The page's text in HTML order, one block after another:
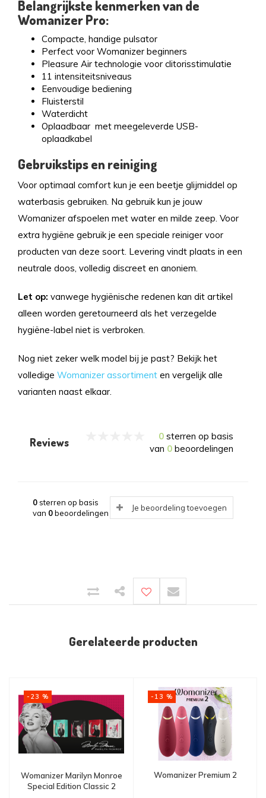
Belangrijkste kenmerken van de
Womanizer Pro:
Compacte, handige pulsator
Perfect voor Womanizer beginners
Pleasure Air technologie voor clitorisstimulatie
11 intensiteitsniveaus
Eenvoudige bediening
Fluisterstil
Waterdicht
Oplaadbaar met meegeleverde USB-
oplaadkabel
Gebruikstips en reiniging
Voor optimaal comfort kun je een beetje glijmiddel op
waterbasis gebruiken. Na gebruik kun je jouw
Womanizer afspoelen met water en milde zeep. Voor
extra hygiëne gebruik je een speciale reiniger voor
producten van deze soort. Levering vindt plaats in een
neutrale doos, volledig discreet en anoniem.
Let op: vanwege hygiënische redenen kan dit artikel
alleen worden geretourneerd als het verzegelde
hygiëne-label niet is verbroken.
Nog niet zeker welk model bij je past? Bekijk het
volledige Womanizer assortiment en vergelijk alle
varianten naast elkaar.
Reviews 0 sterren op basis
van 0 beoordelingen
0sterren op basis
van 0beoordelingen
Je beoordeling toevoegen
Gerelateerde producten
-23 %
Womanizer Marilyn Monroe
Special Edition Classic 2
-13 %
Womanizer Premium 2